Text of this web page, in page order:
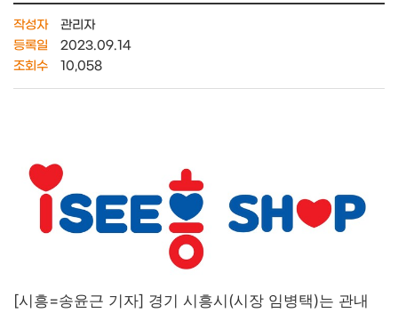
작성자
관리자
등록일
2023.09.14
조회수
10,058
[시흥=송윤근 기자] 경기 시흥시(시장 임병택)는 관내